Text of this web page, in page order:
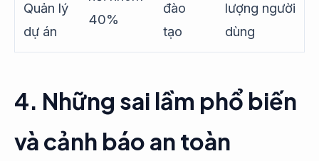
Quản lý
dự án
40%
đào
tạo
lượng người
dùng
4. Những sai lầm phổ biến
và cảnh báo an toàn